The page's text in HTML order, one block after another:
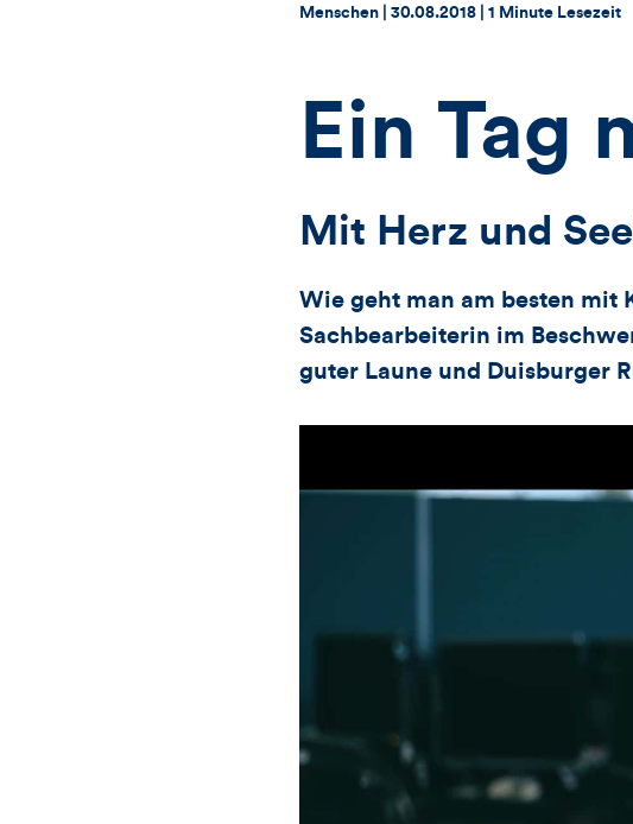
Thema:
Menschen | Datum:
30.08.2018 1 Minute Lesezeit
Ein Tag
Mit Herz und
Wie geht man am besten mit
Sachbearbeiterin im
guter Laune und Duisburger